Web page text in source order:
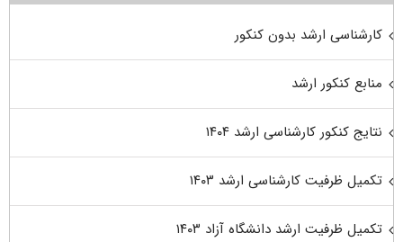
کارشناسی ارشد بدون کنکور
منابع کنکور ارشد
نتایج کنکور کارشناسی ارشد ۱۴۰۴
تکمیل ظرفیت کارشناسی ارشد ۱۴۰۳
تکمیل ظرفیت ارشد دانشگاه آزاد ۱۴۰۳